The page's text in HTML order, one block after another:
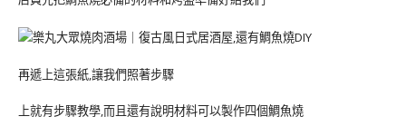
再遞上這張紙,讓我們照著步驟
上就有步驟教學,而且還有說明材料可以製作四個鯛魚燒